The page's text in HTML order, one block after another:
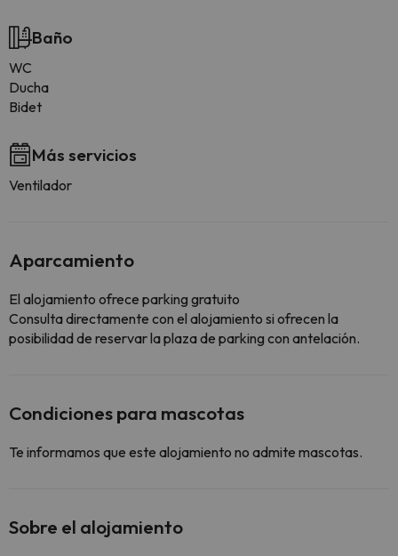
Baño
WC
Ducha
Bidet
Más servicios
Ventilador
Aparcamiento
El alojamiento ofrece parking gratuito
Consulta directamente con el alojamiento si ofrecen la
posibilidad de reservar la plaza de parking con antelación.
Condiciones para mascotas
Te informamos que este alojamiento no admite mascotas.
Sobre el alojamiento